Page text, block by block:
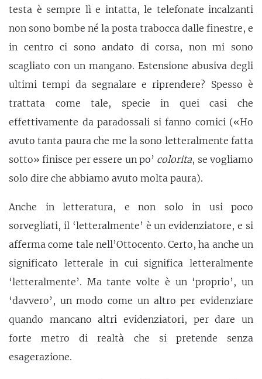
testa è sempre lì e intatta, le telefonate incalzanti
non sono bombe né la posta trabocca dalle finestre, e
in centro ci sono andato di corsa, non mi sono
scagliato con un mangano. Estensione abusiva degli
ultimi tempi da segnalare e riprendere? Spesso è
trattata come tale, specie in quei casi che
effettivamente da paradossali si fanno comici («Ho
avuto tanta paura che me la sono letteralmente fatta
sotto» finisce per essere un po’ colorita, se vogliamo
solo dire che abbiamo avuto molta paura).
Anche in letteratura, e non solo in usi poco
sorvegliati, il ‘letteralmente’ è un evidenziatore, e si
afferma come tale nell’Ottocento. Certo, ha anche un
significato letterale in cui significa letteralmente
‘letteralmente’. Ma tante volte è un ‘proprio’, un
‘davvero’, un modo come un altro per evidenziare
quando mancano altri evidenziatori, per dare un
forte metro di realtà che si pretende senza
esagerazione.